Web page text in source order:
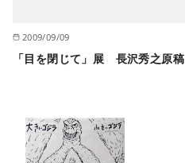
2009/09/09
「目を閉じて」展 長沢秀之原稿